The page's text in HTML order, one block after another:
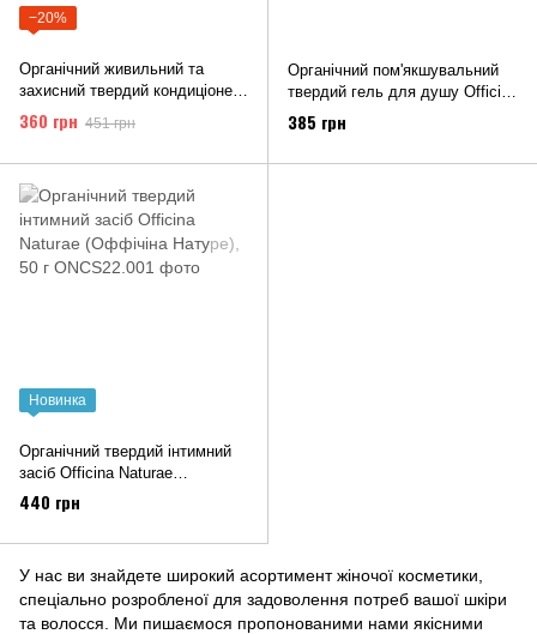
−20%
Органічний живильний та
захисний твердий кондиціонер
Officina Naturae (Оффічіна
Натуре), 64 г
360 грн 451 грн
Органічний пом'якшувальний
твердий гель для душу Officina
Naturae (Оффічіна Натуре), 64
г
385 грн
Новинка
Органічний твердий інтимний
засіб Officina Naturae
(Оффічіна Натуре), 50 г
440 грн
У нас ви знайдете широкий асортимент жіночої косметики,
спеціально розробленої для задоволення потреб вашої шкіри
та волосся. Ми пишаємося пропонованими нами якісними